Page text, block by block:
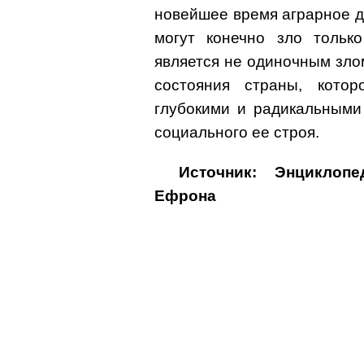
новейшее время аграрное
могут конечно зло
является не одиночным
состояния страны,
глубокими и
социального ее строя.
Источник:
Ефрона